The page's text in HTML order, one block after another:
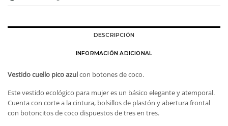
DESCRIPCIÓN
INFORMACIÓN ADICIONAL
Vestido cuello pico azulcon botones de coco.
Este vestido ecológico para mujer es un básico elegante y atemporal.
Cuenta con corte a la cintura, bolsillos de plastón y abertura frontal
con botoncitos de coco dispuestos de tres en tres.